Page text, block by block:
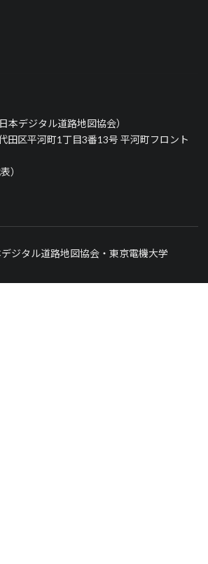
本デジタル道路地図協会）
田区平河町1丁目3番13号 平河町フロント
）
ジタル道路地図協会・東京電機大学